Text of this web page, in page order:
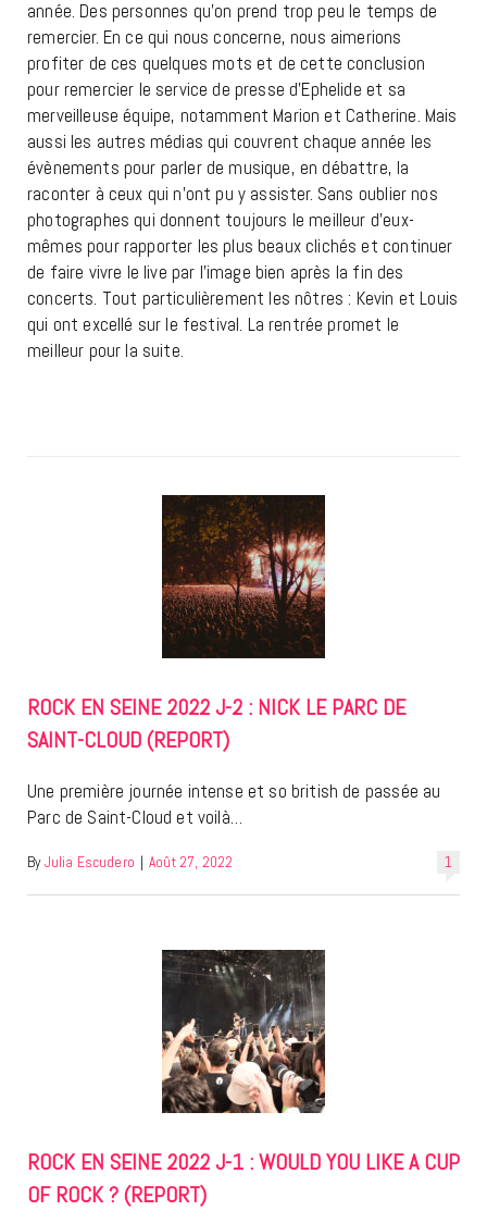
année. Des personnes qu’on prend trop peu le temps de
remercier. En ce qui nous concerne, nous aimerions
profiter de ces quelques mots et de cette conclusion
pour remercier le service de presse d’Ephelide et sa
merveilleuse équipe, notamment Marion et Catherine. Mais
aussi les autres médias qui couvrent chaque année les
évènements pour parler de musique, en débattre, la
raconter à ceux qui n’ont pu y assister. Sans oublier nos
photographes qui donnent toujours le meilleur d’eux-
mêmes pour rapporter les plus beaux clichés et continuer
de faire vivre le live par l’image bien après la fin des
concerts. Tout particulièrement les nôtres : Kevin et Louis
qui ont excellé sur le festival. La rentrée promet le
meilleur pour la suite.
ROCK EN SEINE 2022 J-2 : NICK LE PARC DE
SAINT-CLOUD (REPORT)
Une première journée intense et so british de passée au
Parc de Saint-Cloud et voilà…
1
By Julia Escudero | Août 27, 2022
ROCK EN SEINE 2022 J-1 : WOULD YOU LIKE A CUP
OF ROCK ? (REPORT)